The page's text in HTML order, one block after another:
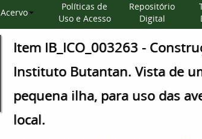
Acervo
Políticas de
Uso e Acesso
Repositório
Digital
Item IB_ICO_003263 -
Instituto Butantan. Vista de
pequena ilha, para uso das
local.